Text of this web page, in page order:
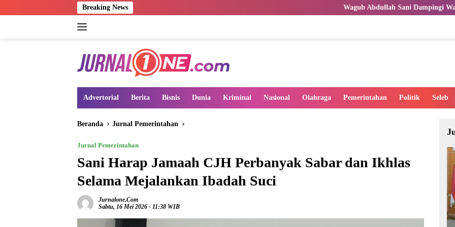
ke
Breaking News Wagub Abdullah Sani Dampingi Wamen Dikdasmen RI
Advertorial Berita Bisnis Dunia Kriminal Nasional Olahraga Pemerintahan Politik Seleb
Beranda Jurnal Pemerintahan
Jurnal Pemerintahan
Sani Harap Jamaah CJH Perbanyak Sabar dan Ikhlas
Selama Mejalankan Ibadah Suci
Jurnalone.com
Sabtu, 16 Mei 2026 - 11:38 WIB